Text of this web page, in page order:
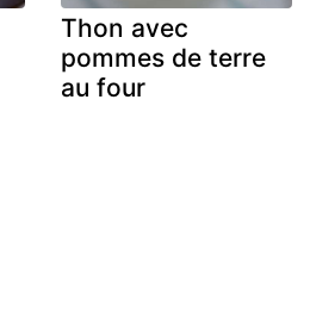
Thon avec
pommes de terre
au four